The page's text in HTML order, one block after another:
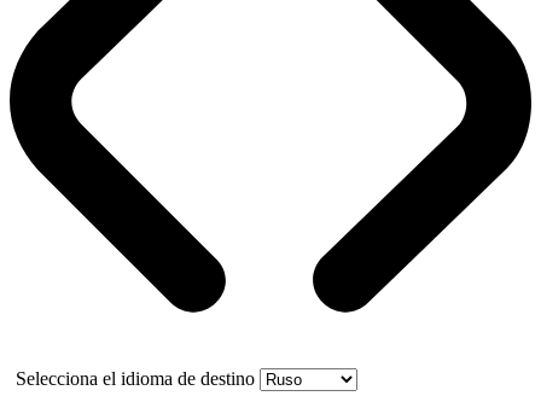
Selecciona el idioma de destino